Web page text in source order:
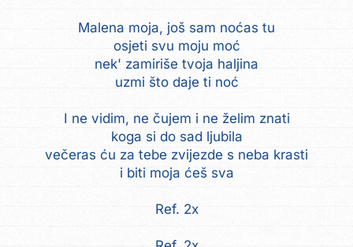
Malena moja, još sam noćas tu
osjeti svu moju moć
nek' zamiriše tvoja haljina
uzmi što daje ti noć
I ne vidim, ne čujem i ne želim znati
koga si do sad ljubila
večeras ću za tebe zvijezde s neba krasti
i biti moja ćeš sva
Ref. 2x